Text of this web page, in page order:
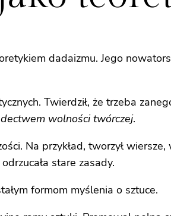
dadaizmu. Jego
Twierdził, że trzeba
wolności twórczej.
Na przykład, tworzył
stare zasady.
formom myślenia o sztuce.